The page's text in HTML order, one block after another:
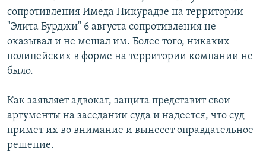
сопротивления Имеда Никурадзе на территории
"Элита Бурджи" 6 августа сопротивления не
оказывал и не мешал им. Более того, никаких
полицейских в форме на территории компании не
было.
Как заявляет адвокат, защита представит свои
аргументы на заседании суда и надеется, что суд
примет их во внимание и вынесет оправдательное
решение.